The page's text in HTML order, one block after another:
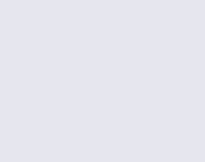
Выбор того или иного
которые вы решаете.
аргументов в пользу
«Метрику»